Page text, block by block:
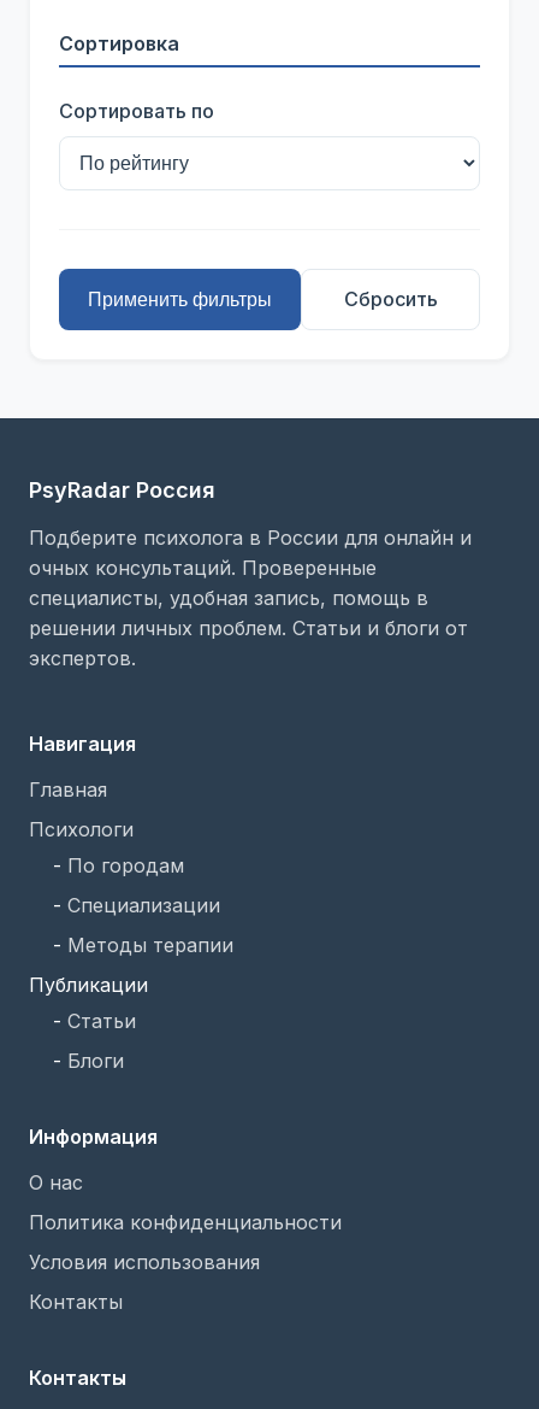
Сортировка
Сортировать по
Применить фильтры Сбросить
PsyRadar Россия
Подберите психолога в России для онлайн и
очных консультаций. Проверенные
специалисты, удобная запись, помощь в
решении личных проблем. Статьи и блоги от
экспертов.
Навигация
Главная
Психологи
- По городам
- Специализации
- Методы терапии
Публикации
- Статьи
- Блоги
Информация
О нас
Политика конфиденциальности
Условия использования
Контакты
Контакты